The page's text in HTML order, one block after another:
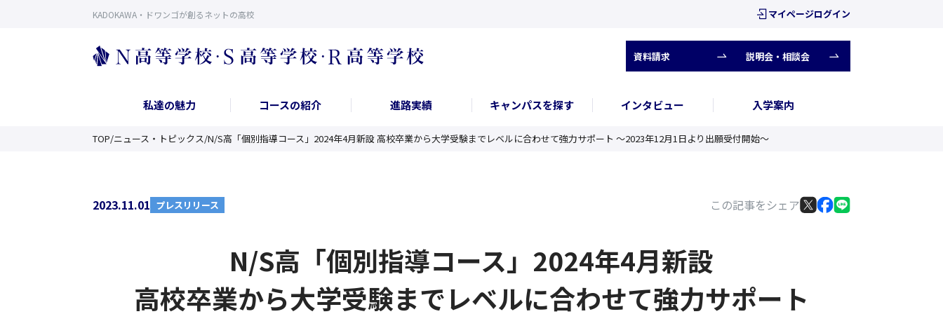
KADOKAWA・ドワンゴが創るネットの高校 マイページログイン
資料請求 説明会・相談会
私達の魅力 コースの紹介 進路実績 キャンパスを探す インタビュー 入学案内
TOP/ニュース・トピックス/N/S高「個別指導コース」2024年4月新設 高校卒業から大学受験までレベルに合わせて強力サポート 〜2023年12月1日より出願受付開始〜
2023.11.01 プレスリリース この記事をシェア
N/S高「個別指導コース」2024年4月新設
高校卒業から大学受験までレベルに合わせて強力サポート